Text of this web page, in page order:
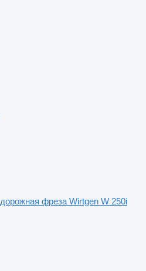
дорожная фреза Wirtgen W 250i